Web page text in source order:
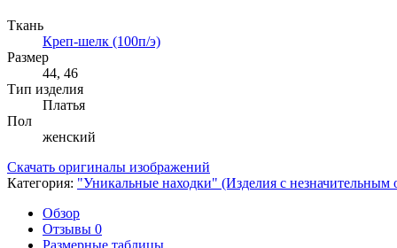
Ткань
Креп-шелк (100п/э)
Размер
44, 46
Тип изделия
Платья
Пол
женский
Скачать оригиналы изображений
Категория: "Уникальные находки" (Изделия с незначительным
Обзор
Отзывы 0